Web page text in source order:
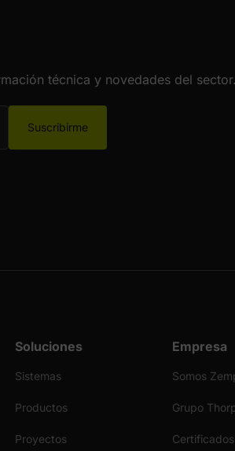
técnica y novedades del sector.
Suscribirme
Soluciones
Sistemas
Productos
Proyectos
Empresa
Somos
Grupo
Certificados